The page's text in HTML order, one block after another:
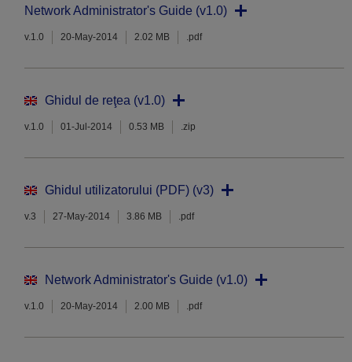
Network Administrator's Guide (v1.0)
v.1.0 20-May-2014 2.02 MB .pdf
Ghidul de reţea (v1.0)
v.1.0 01-Jul-2014 0.53 MB .zip
Ghidul utilizatorului (PDF) (v3)
v.3 27-May-2014 3.86 MB .pdf
Network Administrator's Guide (v1.0)
v.1.0 20-May-2014 2.00 MB .pdf